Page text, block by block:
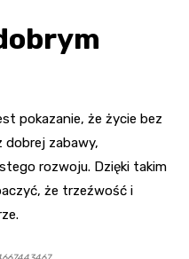
pokazanie, że życie bez
dobrej zabawy,
rozwoju. Dzięki takim
że trzeźwość i